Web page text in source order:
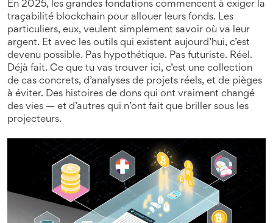
En 2025, les grandes fondations commencent à exiger la
traçabilité blockchain pour allouer leurs fonds. Les
particuliers, eux, veulent simplement savoir où va leur
argent. Et avec les outils qui existent aujourd’hui, c’est
devenu possible. Pas hypothétique. Pas futuriste. Réel.
Déjà fait. Ce que tu vas trouver ici, c’est une collection
de cas concrets, d’analyses de projets réels, et de pièges
à éviter. Des histoires de dons qui ont vraiment changé
des vies — et d’autres qui n’ont fait que briller sous les
projecteurs.